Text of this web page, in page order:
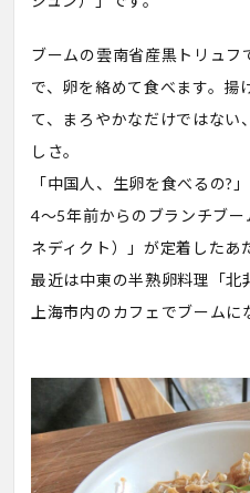
ブームの雲南省産黒トリュフ
で、卵を絡めて食べます。揚
て、まろやかなだけではない
しさ。
「中国人、生卵を食べるの?
4～5年前からのブランチブ
ネディクト）」が定着したあ
最近は中東の半熟卵料理「北
上海市内のカフェでブームに